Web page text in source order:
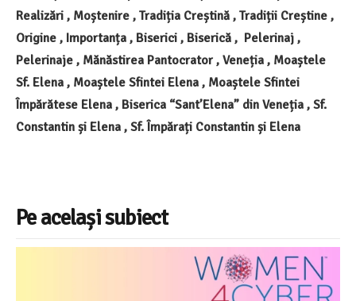
Realizări , Moștenire , Tradiția Creștină , Tradiții Creștine ,
Origine , Importanța , Biserici , Biserică , Pelerinaj ,
Pelerinaje , Mănăstirea Pantocrator , Veneția , Moaștele
Sf. Elena , Moaștele Sfintei Elena , Moaștele Sfintei
Împărătese Elena , Biserica “Sant’Elena” din Veneția , Sf.
Constantin și Elena , Sf. Împărați Constantin și Elena
Pe același subiect